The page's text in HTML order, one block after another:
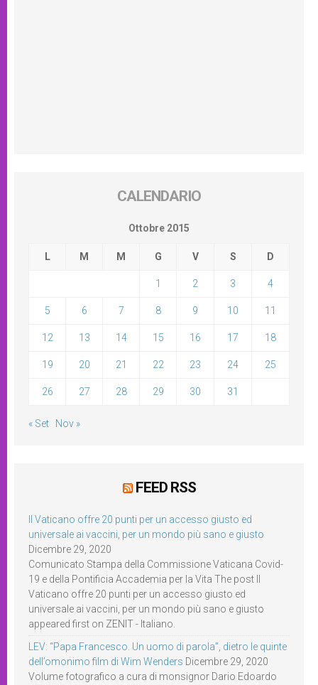
CALENDARIO
Ottobre 2015
L M M G V S D
1 2 3 4
5 6 7 8 9 10 11
12 13 14 15 16 17 18
19 20 21 22 23 24 25
26 27 28 29 30 31
« Set Nov »
FEED RSS
Il Vaticano offre 20 punti per un accesso giusto ed
universale ai vaccini, per un mondo più sano e giusto
Dicembre 29, 2020
Comunicato Stampa della Commissione Vaticana Covid-
19 e della Pontificia Accademia per la Vita The post Il
Vaticano offre 20 punti per un accesso giusto ed
universale ai vaccini, per un mondo più sano e giusto
appeared first on ZENIT - Italiano.
LEV: “Papa Francesco. Un uomo di parola”, dietro le quinte
dell’omonimo film di Wim Wenders Dicembre 29, 2020
Volume fotografico a cura di monsignor Dario Edoardo